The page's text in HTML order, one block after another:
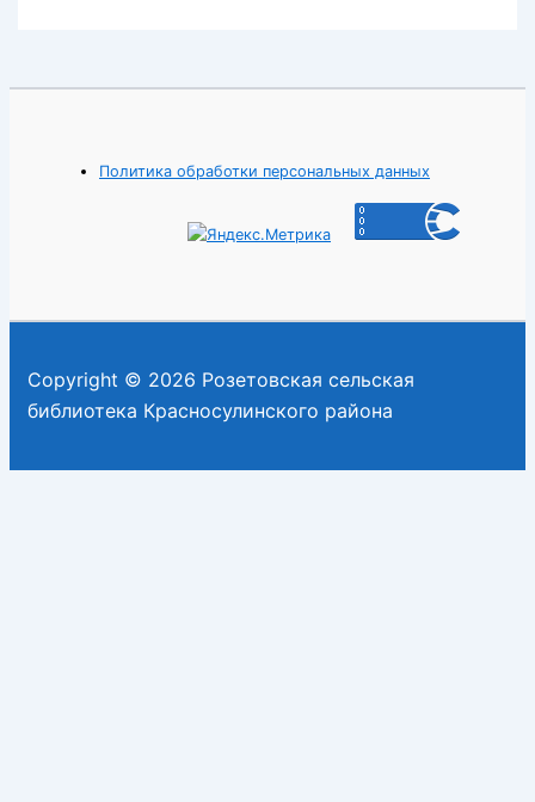
Политика обработки персональных данных
Copyright © 2026 Розетовская сельская
библиотека Красносулинского района